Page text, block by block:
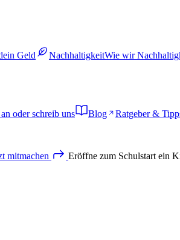
Geld NachhaltigkeitWie wir
oder schreib uns Blog
Ratgeber &
mitmachen Eröffne zum Schulstart ein